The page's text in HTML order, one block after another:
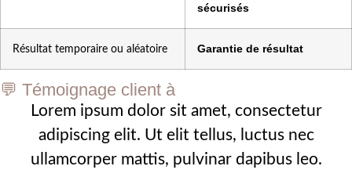
sécurisés
Résultat temporaire ou aléatoire Garantie de résultat
💬 Témoignage client à
Lorem ipsum dolor sit amet, consectetur
adipiscing elit. Ut elit tellus, luctus nec
ullamcorper mattis, pulvinar dapibus leo.